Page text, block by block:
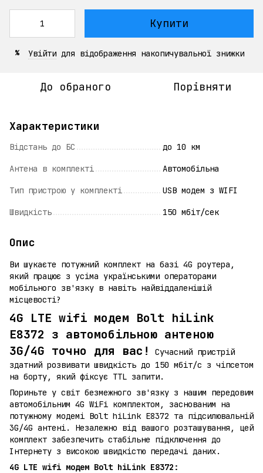
Купити
% Увійти для відображення накопичувальної знижки
До обраного Порівняти
Характеристики
Відстань до БС до 10 км
Антена в комплекті Автомобільна
Тип пристрою у комплекті USB модем з WIFI
Швидкість 150 мбіт/сек
Опис
Ви шукаєте потужний комплект на базі 4G роутера,
який працює з усіма українськими операторами
мобільного зв'язку в навіть найвіддаленішій
місцевості?
4G LTE wifi модем Bolt hiLink
E8372 з автомобільною антеною
3G/4G точно для вас!
Сучасний пристрій
здатний розвивати швидкість до 150 мбіт/с з чіпсетом
на борту, який фіксує TTL запити.
Пориньте у світ безмежного зв'язку з нашим передовим
автомобільним 4G WiFi комплектом, заснованим на
потужному модемі Bolt hiLink E8372 та підсилювальній
3G/4G антені. Незалежно від вашого розташування, цей
комплект забезпечить стабільне підключення до
Інтернету з високою швидкістю передачі даних.
4G LTE wifi модем Bolt hiLink E8372: